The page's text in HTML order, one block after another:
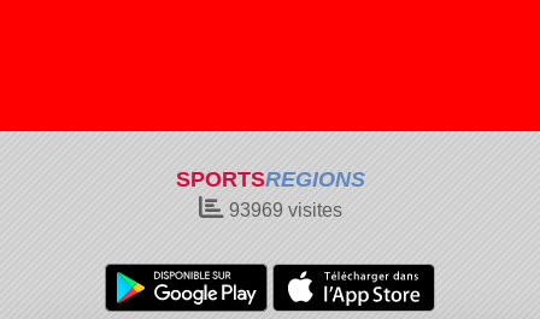
SPORTSREGIONS
93969 visites